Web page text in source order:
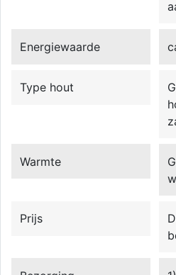
Energiewaarde
Type hout
Warmte
Prijs